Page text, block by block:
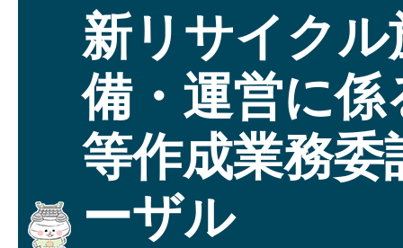
新リサイク
備・運営に係
等作成業務委
ーザル